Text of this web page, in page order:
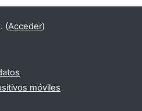
(Acceder)
móviles